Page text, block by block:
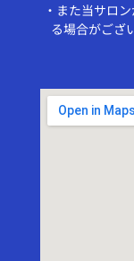
・また当サロ
る場合がござ